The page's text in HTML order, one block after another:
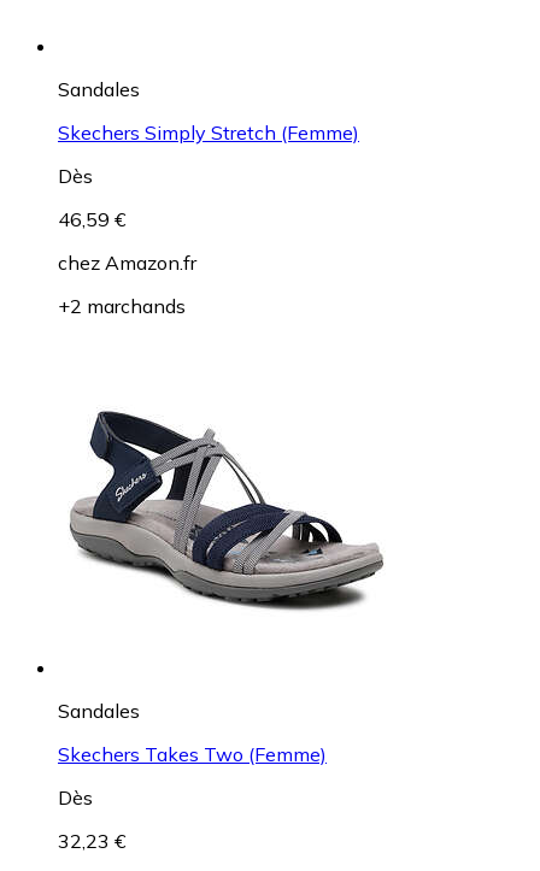
Sandales
Skechers Simply Stretch (Femme)
Dès
46,59 €
chez Amazon.fr
+2 marchands
Sandales
Skechers Takes Two (Femme)
Dès
32,23 €